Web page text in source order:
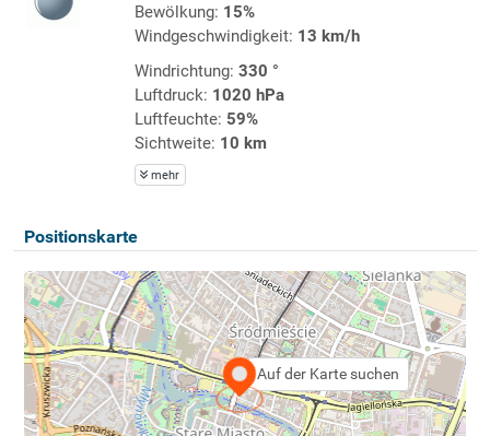
Bewölkung: 15%
Windgeschwindigkeit: 13 km/h
Windrichtung: 330 °
Luftdruck: 1020 hPa
Luftfeuchte: 59%
Sichtweite: 10 km
mehr
Positionskarte
Auf der Karte suchen